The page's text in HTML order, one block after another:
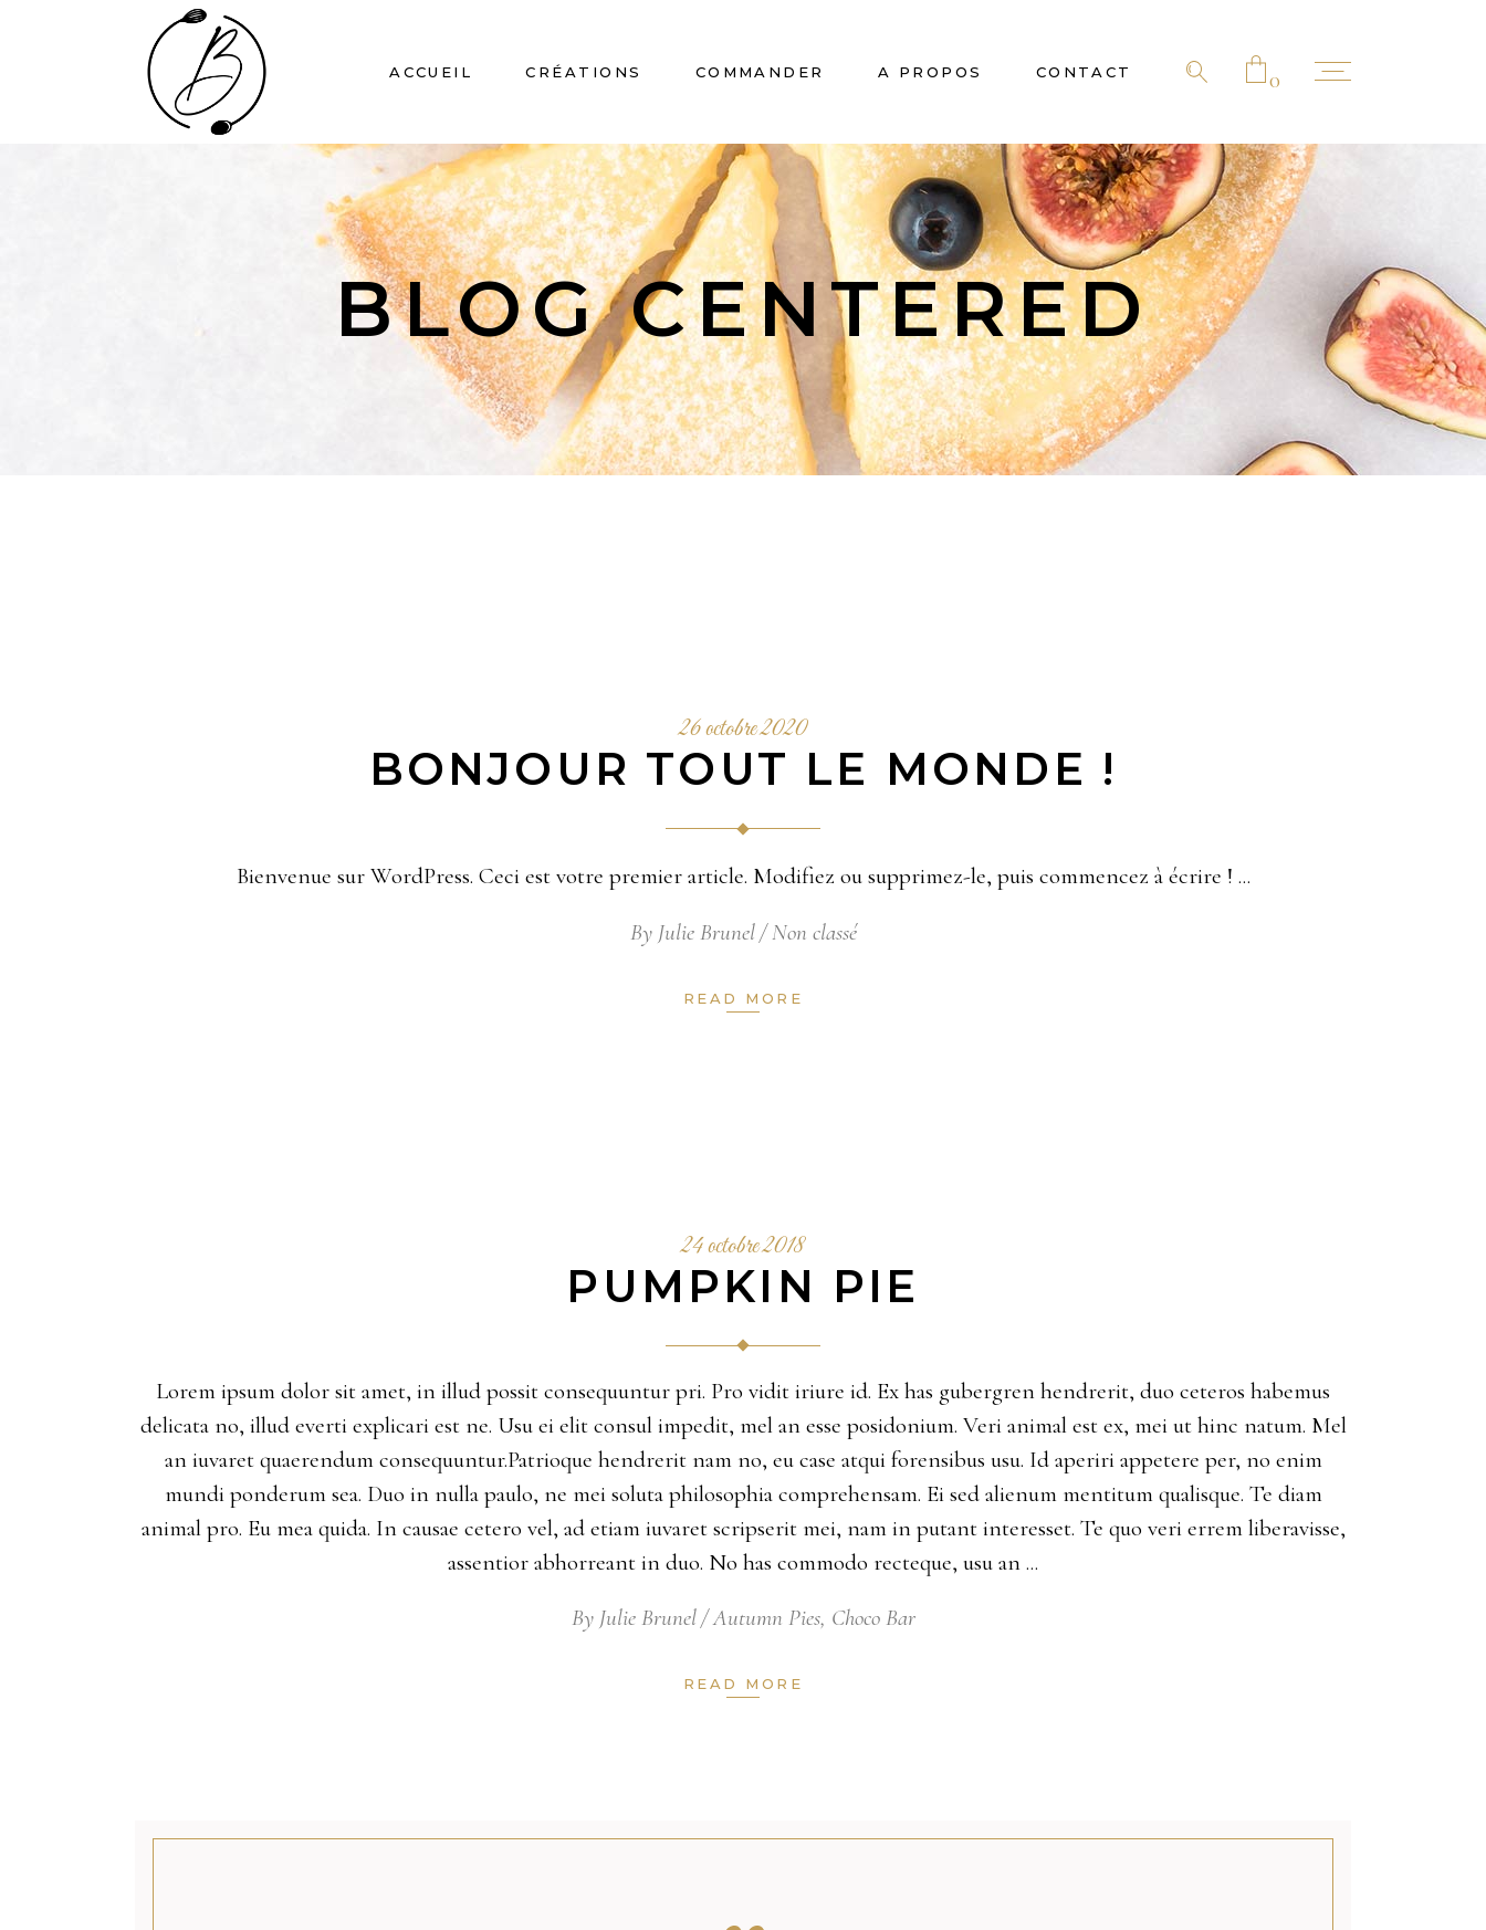
ACCUEIL CRÉATIONS COMMANDER A PROPOS CONTACT 0
No products in the cart.
BLOG CENTERED
26 octobre 2020
BONJOUR TOUT LE MONDE !
Bienvenue sur WordPress. Ceci est votre premier article. Modifiez ou supprimez-le, puis commencez à écrire !
By Julie Brunel Non classé
READ MORE
24 octobre 2018
PUMPKIN PIE
Lorem ipsum dolor sit amet, in illud possit consequuntur pri. Pro vidit iriure id. Ex has gubergren hendrerit, duo ceteros habemus
delicata no, illud everti explicari est ne. Usu ei elit consul impedit, mel an esse posidonium. Veri animal est ex, mei ut hinc natum. Mel
an iuvaret quaerendum consequuntur.Patrioque hendrerit nam no, eu case atqui forensibus usu. Id aperiri appetere per, no enim
mundi ponderum sea. Duo in nulla paulo, ne mei soluta philosophia comprehensam. Ei sed alienum mentitum qualisque. Te diam
animal pro. Eu mea quida. In causae cetero vel, ad etiam iuvaret scripserit mei, nam in putant interesset. Te quo veri errem liberavisse,
assentior abhorreant in duo. No has commodo recteque, usu an
By Julie Brunel Autumn Pies, Choco Bar
READ MORE